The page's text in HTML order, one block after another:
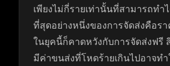
เพียงไม่กี่รายเท่านั้นที่สามารถทำ
ที่สุดอย่างหนึ่งของการจัดส่งคือร
ในยุคนี้ก็คาดหวังกับการจัดส่งฟรี
มีค่าขนส่งที่โหดร้ายเกินไปอาจท